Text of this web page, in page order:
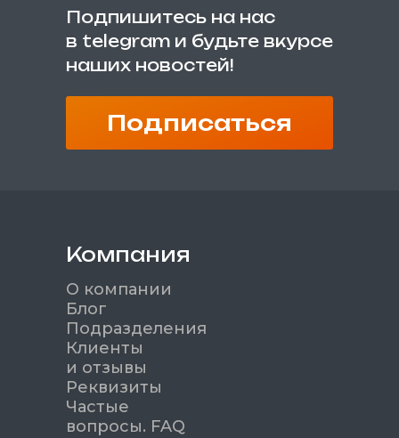
Подпишитесь на нас
в telegram и будьте вкурсе
наших новостей!
Подписаться
Компания
О компании
Блог
Подразделения
Клиенты
и отзывы
Реквизиты
Частые
вопросы. FAQ